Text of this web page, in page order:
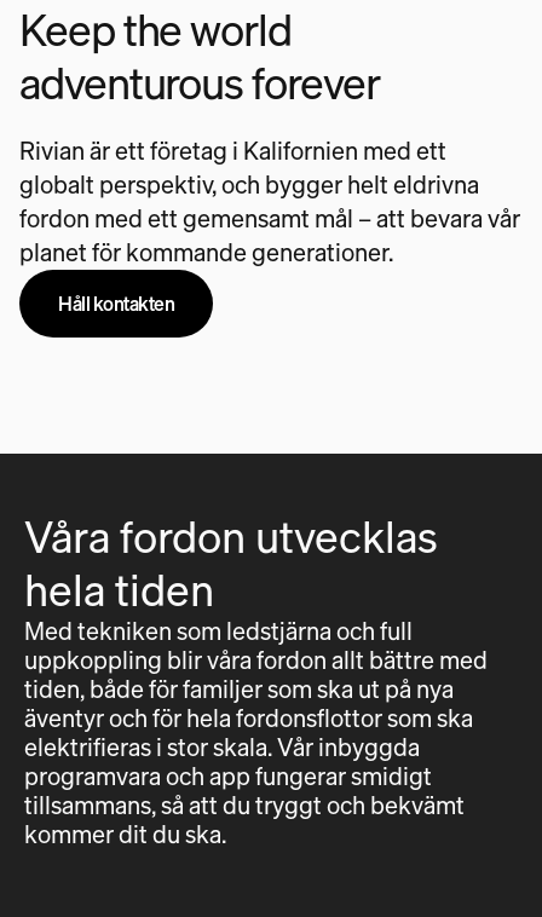
Keep the world
adventurous forever
Rivian är ett företag i Kalifornien med ett
globalt perspektiv, och bygger helt eldrivna
fordon med ett gemensamt mål – att bevara vår
planet för kommande generationer.
Håll kontakten
Våra fordon utvecklas
hela tiden
Med tekniken som ledstjärna och full
uppkoppling blir våra fordon allt bättre med
tiden, både för familjer som ska ut på nya
äventyr och för hela fordonsflottor som ska
elektrifieras i stor skala. Vår inbyggda
programvara och app fungerar smidigt
tillsammans, så att du tryggt och bekvämt
kommer dit du ska.